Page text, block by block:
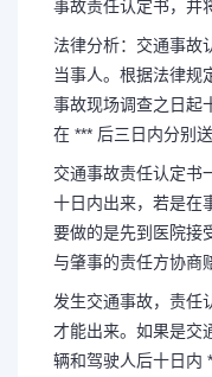
事故责任认定书，并
法律分析：交通事故
当事人。根据法律规
事故现场调查之日起
在 *** 后三日内分别
交通事故责任认定书
十日内出来，若是在
要做的是先到医院接
与肇事的责任方协商
发生交通事故，责任
才能出来。如果是交
辆和驾驶人后十日内